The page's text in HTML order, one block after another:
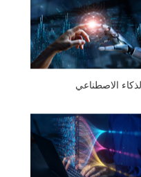
الاصطناعي